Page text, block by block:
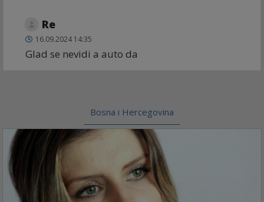
Re
16.09.2024 14:35
Glad se nevidi a auto da
Bosna i Hercegovina